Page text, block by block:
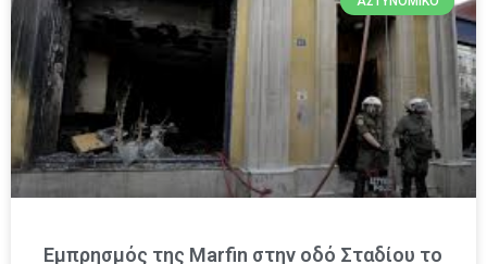
Εμπρησμός της Marfin στην οδό Σταδίου το